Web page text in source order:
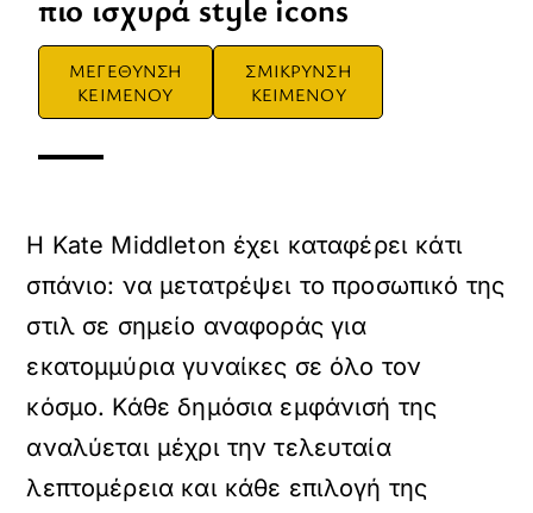
ΜΕΓΕΘΥΝΣΗ
ΚΕΙΜΕΝΟΥ
ΣΜΙΚΡΥΝΣΗ
ΚΕΙΜΕΝΟΥ
Η Kate Middleton έχει καταφέρει κάτι
σπάνιο: να μετατρέψει το προσωπικό της
στιλ σε σημείο αναφοράς για
εκατομμύρια γυναίκες σε όλο τον
κόσμο. Κάθε δημόσια εμφάνισή της
αναλύεται μέχρι την τελευταία
λεπτομέρεια και κάθε επιλογή της